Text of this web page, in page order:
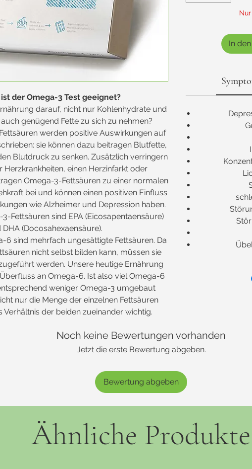
der Omega-3 Test geeignet?
darauf, nicht nur Kohlenhydrate und
genügend Fette zu sich zu nehmen?
werden positive Auswirkungen auf
sie können dazu beitragen Blutfette,
Blutdruck zu senken. Zusätzlich verringern
Herzkrankheiten, einen Herzinfarkt oder
Omega-3-Fettsäuren zu einer normalen
bei und können einen positiven Einfluss
wie Alzheimer und Depression haben.
Fettsäuren sind EPA (Eicosapentaensäure)
DHA (Docosahexaensäure).
6 sind mehrfach ungesättigte Fettsäuren. Da
nicht selbst bilden kann, müssen sie
werden. Unsere heutige Ernährung
an Omega-6. Ist also viel Omega-6
weniger Omega-3 umgebaut
nur die Menge der einzelnen Fettsäuren
Verhältnis der beiden zueinander wichtig.
In
Noch keine Bewertungen vorhanden
Jetzt die erste Bewertung abgeben.
Bewertung abgeben
Ähnliche Produkte